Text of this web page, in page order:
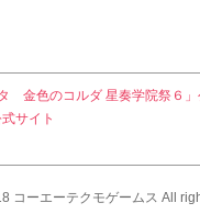
金色のコルダ 星奏学院祭６」
サイト
コーエーテクモゲームス All